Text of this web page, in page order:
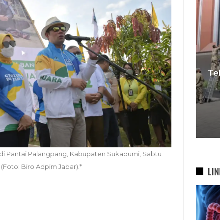
Pantai Palangpang, Kabupaten Sukabumi, Sabtu
(Foto: Biro Adpim Jabar).*
Tebang 10 Pohon Tanpa Izin
Berujung Penyegelan
Videotron, Pemkot
Bandung…
5 Agu 2026